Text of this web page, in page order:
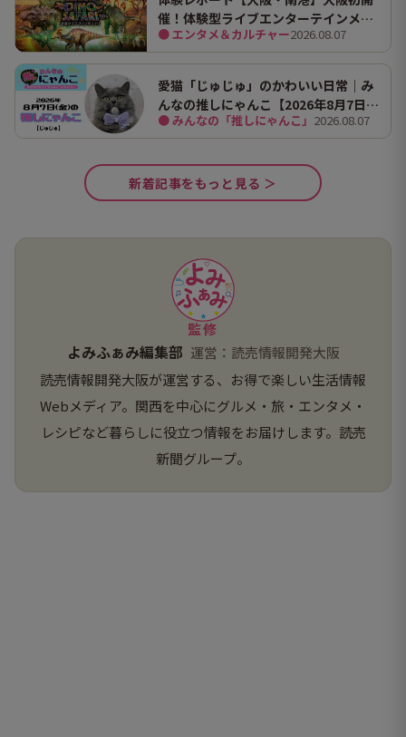
催！体験型ライブエンターテインメン
ト「DINO SAFARI（ディノ サファリ）
2026」で、大迫力の恐竜の世界を体験
● エンタメ＆カルチャー2026.08.07
愛猫「じゅじゅ」のかわいい日常｜み
んなの推しにゃんこ【2026年8月7日
（金）】
● みんなの「推しにゃんこ」 2026.08.07
新着記事をもっと見る ＞
監修
よみふぁみ編集部 運営：読売情報開発大阪
読売情報開発大阪が運営する、お得で楽しい生活情報
Webメディア。関西を中心にグルメ・旅・エンタメ・
レシピなど暮らしに役立つ情報をお届けします。読売
新聞グループ。